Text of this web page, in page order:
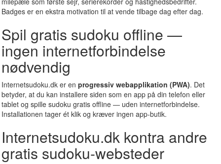
Badges er en ekstra motivation til at vende tilbage dag efter dag.
Spil gratis sudoku offline —
ingen internetforbindelse
nødvendig
Internetsudoku.dk er en progressiv webapplikation (PWA). Det
betyder, at du kan installere siden som en app på din telefon eller
tablet og spille sudoku gratis offline — uden internetforbindelse.
Installationen tager ét klik og kræver ingen app-butik.
Internetsudoku.dk kontra andre
gratis sudoku-websteder